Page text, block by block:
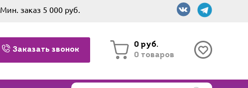
Мин. заказ 5 000 руб.
Заказать звонок
0 руб.
0 товаров